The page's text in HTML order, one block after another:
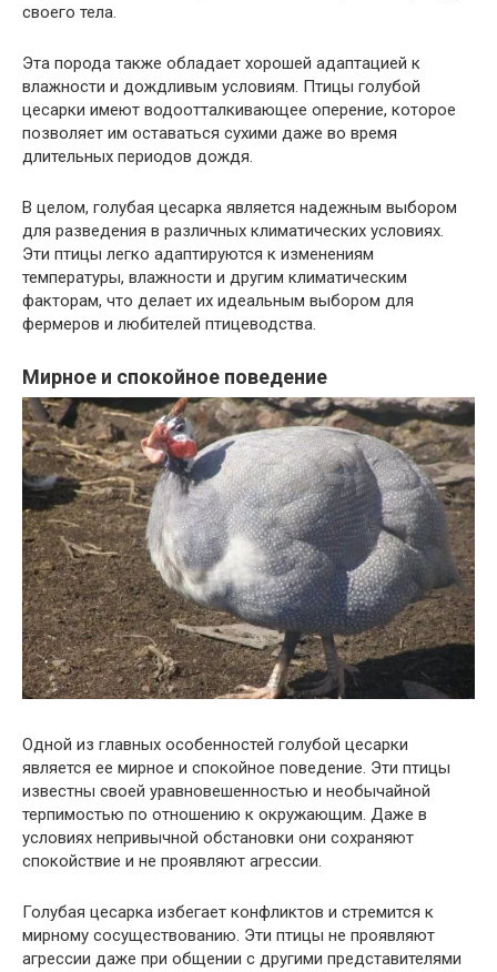
своего тела.
Эта порода также обладает хорошей адаптацией к
влажности и дождливым условиям. Птицы голубой
цесарки имеют водоотталкивающее оперение, которое
позволяет им оставаться сухими даже во время
длительных периодов дождя.
В целом, голубая цесарка является надежным выбором
для разведения в различных климатических условиях.
Эти птицы легко адаптируются к изменениям
температуры, влажности и другим климатическим
факторам, что делает их идеальным выбором для
фермеров и любителей птицеводства.
Мирное и спокойное поведение
Одной из главных особенностей голубой цесарки
является ее мирное и спокойное поведение. Эти птицы
известны своей уравновешенностью и необычайной
терпимостью по отношению к окружающим. Даже в
условиях непривычной обстановки они сохраняют
спокойствие и не проявляют агрессии.
Голубая цесарка избегает конфликтов и стремится к
мирному сосуществованию. Эти птицы не проявляют
агрессии даже при общении с другими представителями